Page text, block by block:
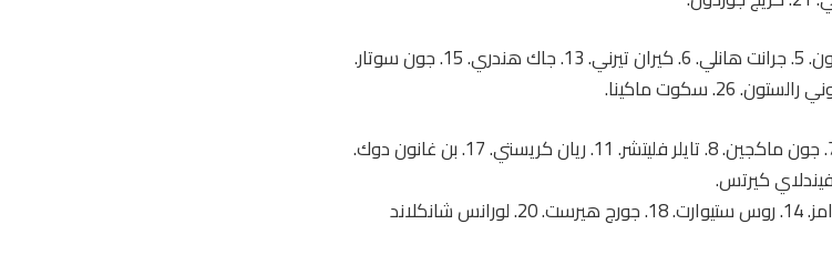
2. آرون هيكي. 3. أندرو روبرتسون. 5. جرانت هانلي. 6. كيران تيرني. 13. جاك هندري. 15. جون سوتار.
4. سكوت مكتوميناي. 7. جون ماكجين. 8. تايلر فليتشر. 11. ريان كريستي. 17. بن غانون دوك.